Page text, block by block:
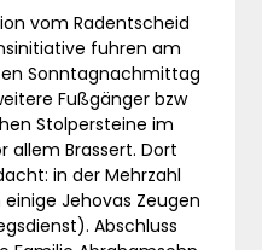
vom Radentscheid
fuhren am
Sonntagnachmittag
Fußgänger bzw
Stolpersteine im
allem Brassert. Dort
in der Mehrzahl
Jehovas Zeugen
Abschluss